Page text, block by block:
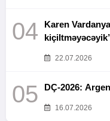
04
Karen
22.07.2026
05 DÇ-2026:
16.07.2026